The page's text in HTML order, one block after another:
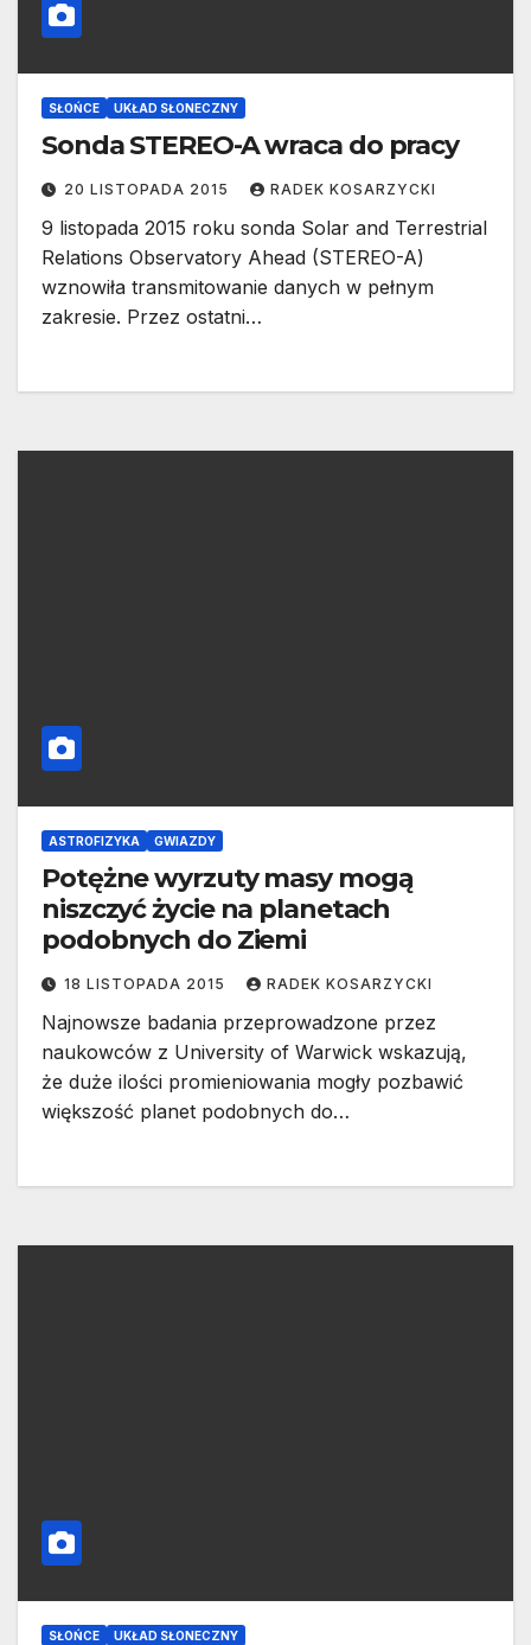
SŁOŃCE UKŁAD SŁONECZNY
Sonda STEREO-A wraca do pracy
20 LISTOPADA 2015 RADEK KOSARZYCKI
9 listopada 2015 roku sonda Solar and Terrestrial
Relations Observatory Ahead (STEREO-A)
wznowiła transmitowanie danych w pełnym
zakresie. Przez ostatni…
ASTROFIZYKA GWIAZDY
Potężne wyrzuty masy mogą
niszczyć życie na planetach
podobnych do Ziemi
18 LISTOPADA 2015 RADEK KOSARZYCKI
Najnowsze badania przeprowadzone przez
naukowców z University of Warwick wskazują,
że duże ilości promieniowania mogły pozbawić
większość planet podobnych do…
SŁOŃCE UKŁAD SŁONECZNY